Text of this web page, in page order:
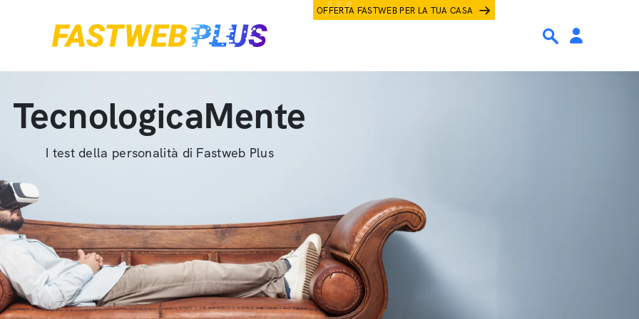
OFFERTA FASTWEB PER LA TUA CASA
TecnologicaMente
I test della personalità di Fastweb Plus